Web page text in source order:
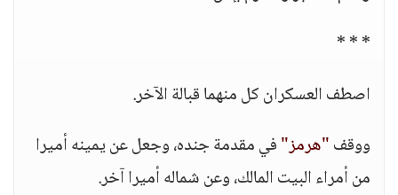
* * *
اصطف العسكران كل منهما قبالة الآخر.
ووقف"هرمز"في مقدمة جنده، وجعل عن يمينه أميرا
من أمراء البيت المالك، وعن شماله أميرا آخر.